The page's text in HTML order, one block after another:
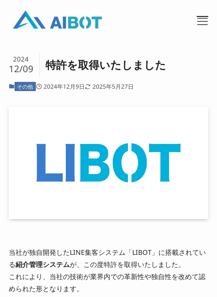
事業内容
お問い合わせ
特許を取得いたしました
2024
12/09
その他 2024年12月9日 2025年5月27日
当社が独自開発したLINE集客システム「LIBOT」に搭載されてい
る紹介管理システムが、この度特許を取得いたしました。
これにより、当社の技術が業界内での革新性や独自性を改めて認
められた形となります。